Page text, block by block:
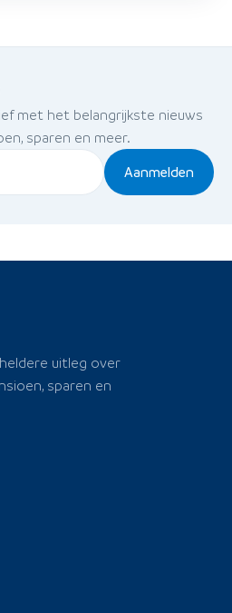
met het belangrijkste nieuws
sparen en meer.
Aanmelden
uitleg over
sparen en